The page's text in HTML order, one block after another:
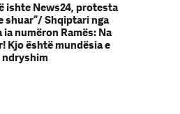
ishte News24, protesta
shuar”/ Shqiptari nga
ia numëron Ramës: Na
Kjo është mundësia e